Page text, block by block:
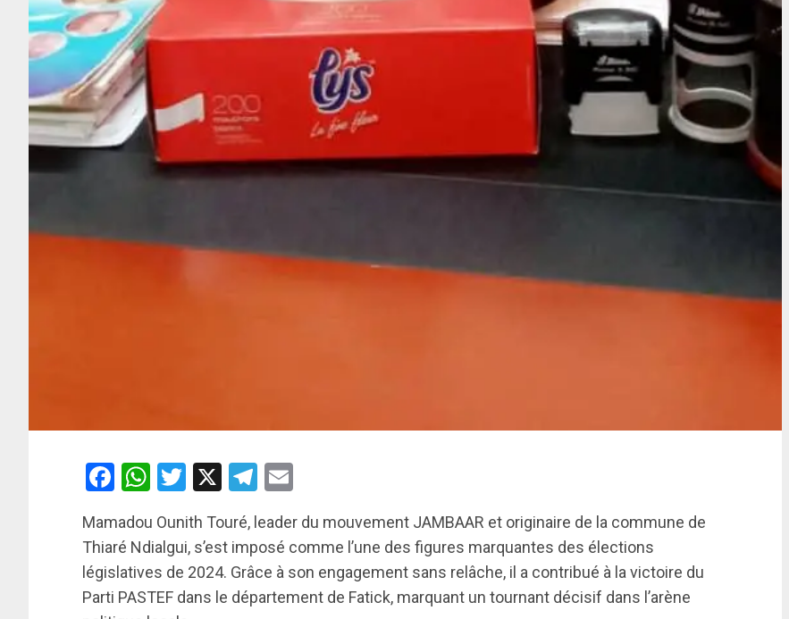
Facebook
WhatsApp
Twitter
X Telegram
Mamadou Ounith Touré, leader du mouvement JAMBAAR et originaire de la commune de
Thiaré Ndialgui, s’est imposé comme l’une des figures marquantes des élections
législatives de 2024. Grâce à son engagement sans relâche, il a contribué à la victoire du
Parti PASTEF dans le département de Fatick, marquant un tournant décisif dans l’arène